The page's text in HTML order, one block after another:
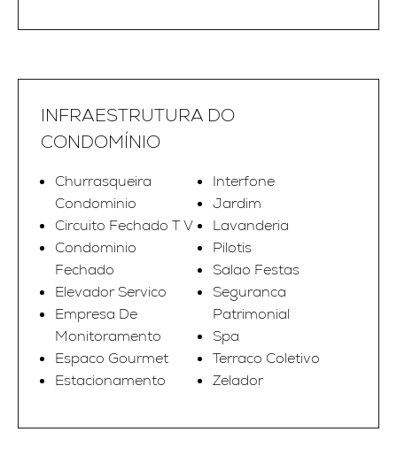
INFRAESTRUTURA DO
CONDOMÍNIO
Churrasqueira
Condominio
Circuito Fechado T V
Condominio
Fechado
Elevador Servico
Empresa De
Monitoramento
Espaco Gourmet
Estacionamento
Interfone
Jardim
Lavanderia
Pilotis
Salao Festas
Seguranca
Patrimonial
Spa
Terraco Coletivo
Zelador